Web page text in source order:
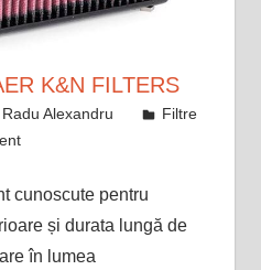
K&N FILTERS
Radu Alexandru
Filtre
cunoscute pentru
și durata lungă de
în lumea